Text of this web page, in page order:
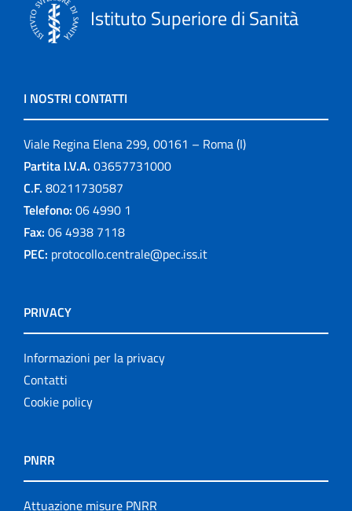
Istituto Superiore di Sanità
I NOSTRI CONTATTI
Viale Regina Elena 299, 00161 – Roma (I)
Partita I.V.A. 03657731000
C.F. 80211730587
Telefono: 06 4990 1
Fax: 06 4938 7118
PEC: protocollo.centrale@pec.iss.it
PRIVACY
Informazioni per la privacy
Contatti
Cookie policy
PNRR
Attuazione misure PNRR